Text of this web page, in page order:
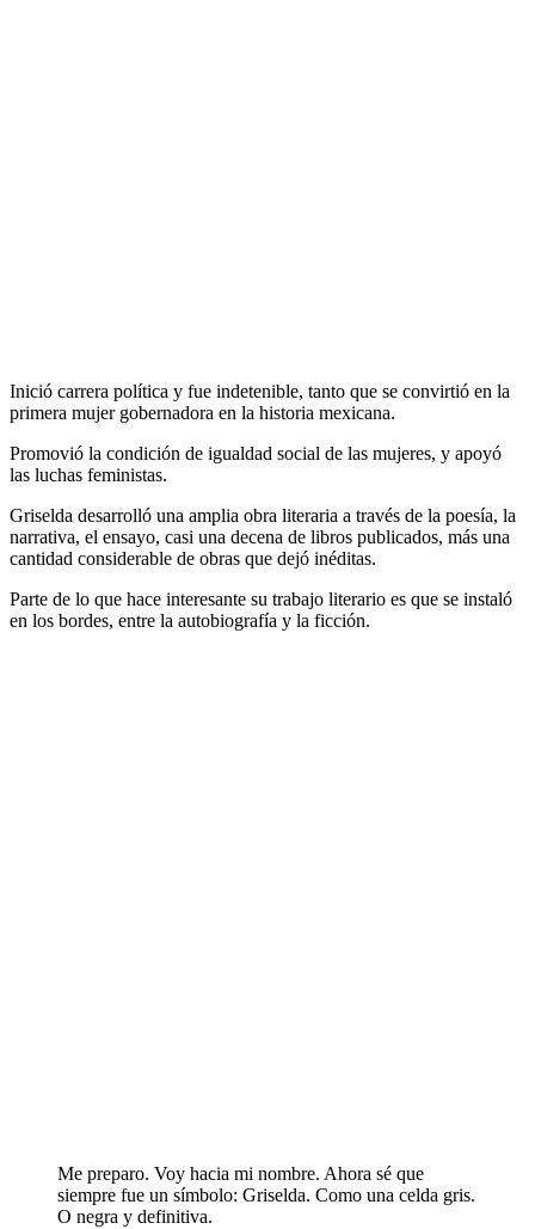
Inició carrera política y fue indetenible, tanto que se convirtió en la
primera mujer gobernadora en la historia mexicana.
Promovió la condición de igualdad social de las mujeres, y apoyó
las luchas feministas.
Griselda desarrolló una amplia obra literaria a través de la poesía, la
narrativa, el ensayo, casi una decena de libros publicados, más una
cantidad considerable de obras que dejó inéditas.
Parte de lo que hace interesante su trabajo literario es que se instaló
en los bordes, entre la autobiografía y la ficción.
Me preparo. Voy hacia mi nombre. Ahora sé que
siempre fue un símbolo: Griselda. Como una celda gris.
O negra y definitiva.